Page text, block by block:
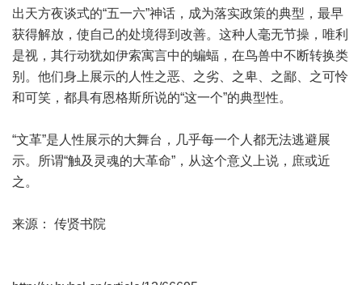
出天方夜谈式的“五一六”神话，成为落实政策的典型，最早
获得解放，使自己的处境得到改善。这种人毫无节操，唯利
是视，其行动犹如伊索寓言中的蝙蝠，在鸟兽中不断转换类
别。他们身上展示的人性之恶、之劣、之卑、之鄙、之可怜
和可笑，都具有恩格斯所说的“这一个”的典型性。
“文革”是人性展示的大舞台，几乎每一个人都无法逃避展
示。所谓“触及灵魂的大革命”，从这个意义上说，庶或近
之。
来源： 传贤书院